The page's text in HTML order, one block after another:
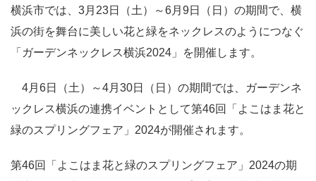
横浜市では、3月23日（土）～6月9日（日）の期間で、横
浜の街を舞台に美しい花と緑をネックレスのようにつなぐ
「ガーデンネックレス横浜2024」を開催します。
4月6日（土）～4月30日（日）の期間では、ガーデンネ
ックレス横浜の連携イベントとして第46回「よこはま花と
緑のスプリングフェア」2024が開催されます。
第46回「よこはま花と緑のスプリングフェア」2024の期